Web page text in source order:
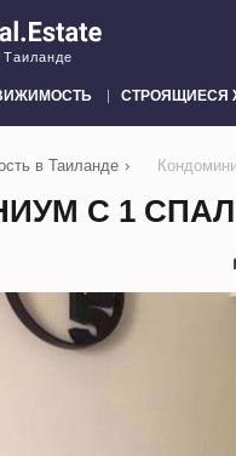
СТРОЯЩИЕСЯ
в Таиланде ›
С 1